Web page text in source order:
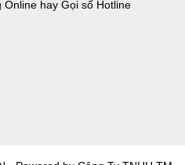
hay Gọi số Hotline